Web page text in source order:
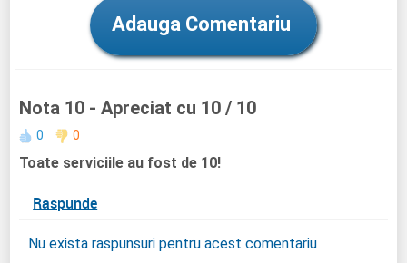
Adauga Comentariu
Nota 10 - Apreciat cu 10 / 10
0 0
Toate serviciile au fost de 10!
Raspunde
Nu exista raspunsuri pentru acest comentariu